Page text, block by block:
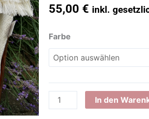
55,00 € inkl.
Farbe
Devilla
Jacquard
1x
Bath
towel
100
In den